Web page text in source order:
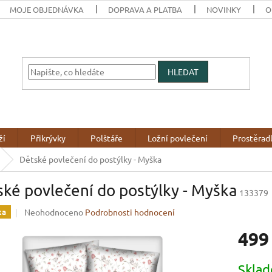
MOJE OBJEDNÁVKA DOPRAVA A PLATBA NOVINKY O
HLEDAT
Přikrývky Polštáře Ložní povlečení
Dětské povlečení do postýlky - Myška
povlečení do postýlky - Myška 133379
Průměrné
produktu
0,0
z
Neohodnoceno Podrobnosti hodnocení